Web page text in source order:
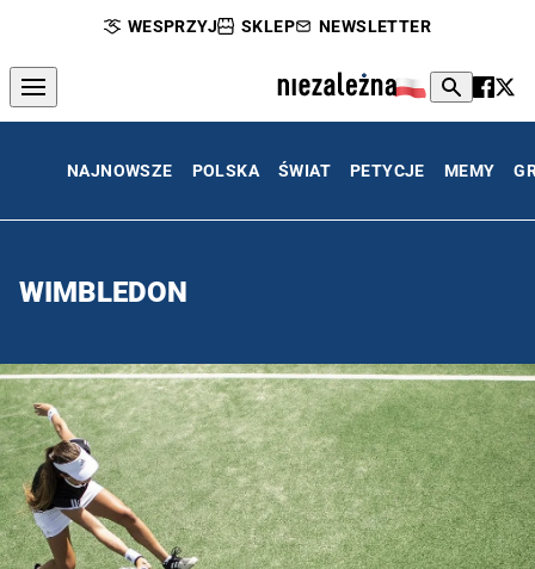
WESPRZYJ SKLEP NEWSLETTER
NAJNOWSZE POLSKA ŚWIAT PETYCJE MEMY
WIMBLEDON